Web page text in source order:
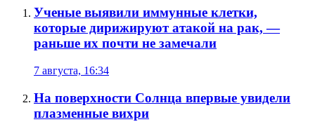
Ученые выявили иммунные клетки,
которые дирижируют атакой на рак, —
раньше их почти не замечали
7 августа, 16:34
На поверхности Солнца впервые увидели
плазменные вихри